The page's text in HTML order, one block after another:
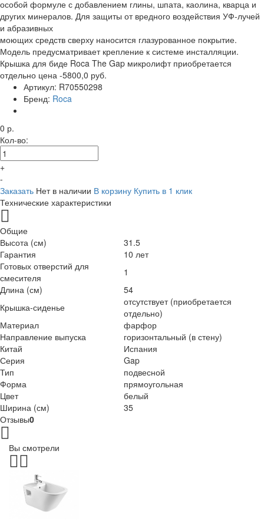
особой формуле с добавлением глины, шпата, каолина, кварца и
других минералов. Для защиты от вредного воздействия УФ-лучей
и абразивных
моющих средств сверху наносится глазурованное покрытие.
Модель предусматривает крепление к системе инсталляции.
Крышка для биде Roca The Gap микролифт приобретается
отдельно цена -5800,0 руб.
Артикул: R70550298
Бренд: Roca
0 р.
Кол-во:
+
-
Заказать Нет в наличии В корзину Купить в 1 клик
Технические характеристики
Общие
Высота (см)
31.5
Гарантия
10 лет
Готовых отверстий для
смесителя
1
Длина (см)
54
Крышка-сиденье
отсутствует (приобретается
отдельно)
Материал
фарфор
Направление выпуска
горизонтальный (в стену)
Китай
Испания
Серия
Gap
Тип
подвесной
Форма
прямоугольная
Цвет
белый
Ширина (см)
35
Отзывы0
Вы смотрели